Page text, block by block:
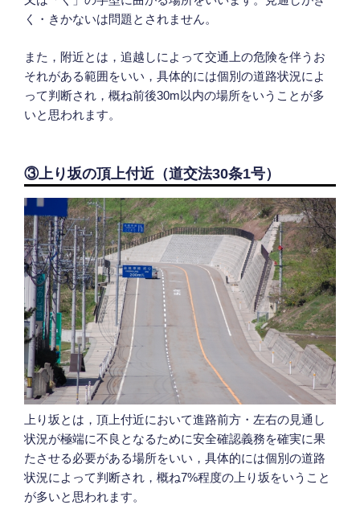
く・きかないは問題とされません。
また，附近とは，追越しによって交通上の危険を伴うお
それがある範囲をいい，具体的には個別の道路状況によ
って判断され，概ね前後30m以内の場所をいうことが多
いと思われます。
③上り坂の頂上付近（道交法30条1号）
上り坂とは，頂上付近において進路前方・左右の見通し
状況が極端に不良となるために安全確認義務を確実に果
たさせる必要がある場所をいい，具体的には個別の道路
状況によって判断され，概ね7%程度の上り坂をいうこと
が多いと思われます。